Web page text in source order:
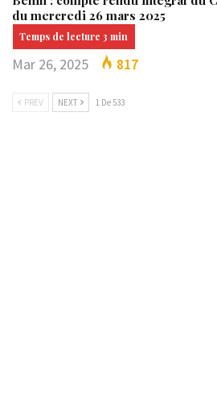
du mercredi 26 mars 2025
Mar 26, 2025 817
PREV NEXT 1 De 533